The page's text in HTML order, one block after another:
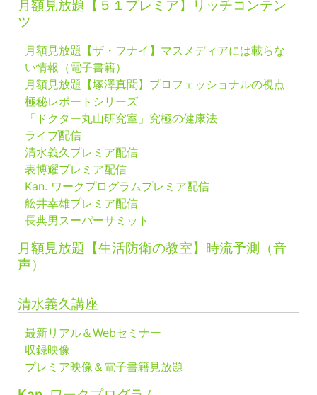
月額見放題【５１プレミア】リッチコンテン
ツ
月額見放題【ザ・フナイ】マスメディアには載らな
い情報（電子書籍）
月額見放題【塚澤真聞】プロフェッショナルの視点
極秘レポートシリーズ
「ドクター丸山研究室」究極の健康法
ライブ配信
清水義久プレミア配信
表博耀プレミア配信
Kan. ワークプログラムプレミア配信
舩井幸雄プレミア配信
長典男スーパーサミット
月額見放題【生活防衛の教室】時流予測（音
声）
清水義久講座
最新リアル＆Webセミナー
収録映像
プレミア映像＆電子書籍見放題